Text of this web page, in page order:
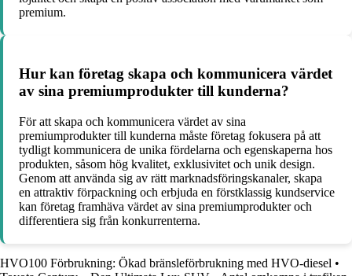
premium.
Hur kan företag skapa och kommunicera värdet
av sina premiumprodukter till kunderna?
För att skapa och kommunicera värdet av sina
premiumprodukter till kunderna måste företag fokusera på att
tydligt kommunicera de unika fördelarna och egenskaperna hos
produkten, såsom hög kvalitet, exklusivitet och unik design.
Genom att använda sig av rätt marknadsföringskanaler, skapa
en attraktiv förpackning och erbjuda en förstklassig kundservice
kan företag framhäva värdet av sina premiumprodukter och
differentiera sig från konkurrenterna.
HVO100 Förbrukning: Ökad bränsleförbrukning med HVO-diesel •